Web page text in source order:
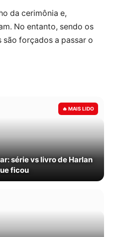
da cerimônia e,
No entanto, sendo os
são forçados a passar o
série vs livro de Harlan
ficou